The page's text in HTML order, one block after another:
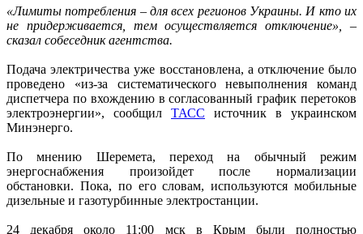
«Лимиты потребления – для всех регионов Украины. И кто их
не придерживается, тем осуществляется отключение», –
сказал собеседник агентства.
Подача электричества уже восстановлена, а отключение было
проведено «из-за систематического невыполнения команд
диспетчера по вхождению в согласованный график перетоков
электроэнергии», сообщил ТАСС источник в украинском
Минэнерго.
По мнению Шеремета, переход на обычный режим
энергоснабжения произойдет после нормализации
обстановки. Пока, по его словам, используются мобильные
дизельные и газотурбинные электростанции.
24 декабря около 11:00 мск в Крым были полностью